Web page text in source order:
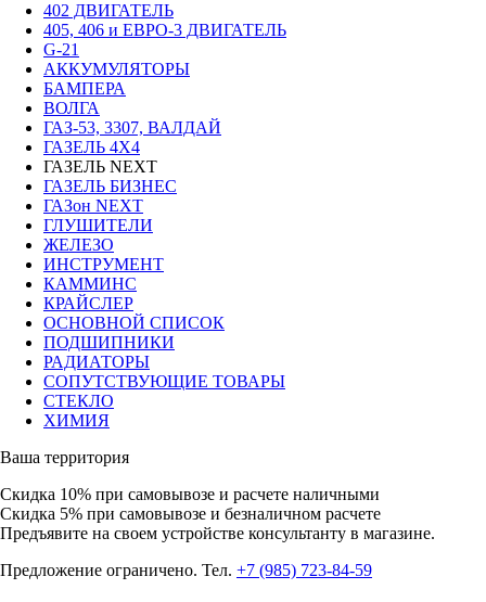
402 ДВИГАТЕЛЬ
405, 406 и ЕВРО-3 ДВИГАТЕЛЬ
G-21
АККУМУЛЯТОРЫ
БАМПЕРА
ВОЛГА
ГАЗ-53, 3307, ВАЛДАЙ
ГАЗЕЛЬ 4Х4
ГАЗЕЛЬ NEXT
ГАЗЕЛЬ БИЗНЕС
ГАЗон NEXT
ГЛУШИТЕЛИ
ЖЕЛЕЗО
ИНСТРУМЕНТ
КАММИНС
КРАЙСЛЕР
ОСНОВНОЙ СПИСОК
ПОДШИПНИКИ
РАДИАТОРЫ
СОПУТСТВУЮЩИЕ ТОВАРЫ
СТЕКЛО
ХИМИЯ
Ваша территория
Скидка 10% при самовывозе и расчете наличными
Скидка 5% при самовывозе и безналичном расчете
Предъявите на своем устройстве консультанту в магазине.
Предложение ограничено. Тел. +7 (985) 723-84-59